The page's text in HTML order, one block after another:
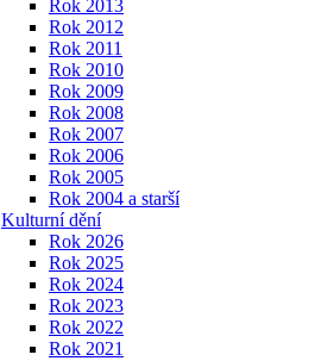
Rok 2013
Rok 2012
Rok 2011
Rok 2010
Rok 2009
Rok 2008
Rok 2007
Rok 2006
Rok 2005
Rok 2004 a starší
Kulturní dění
Rok 2026
Rok 2025
Rok 2024
Rok 2023
Rok 2022
Rok 2021